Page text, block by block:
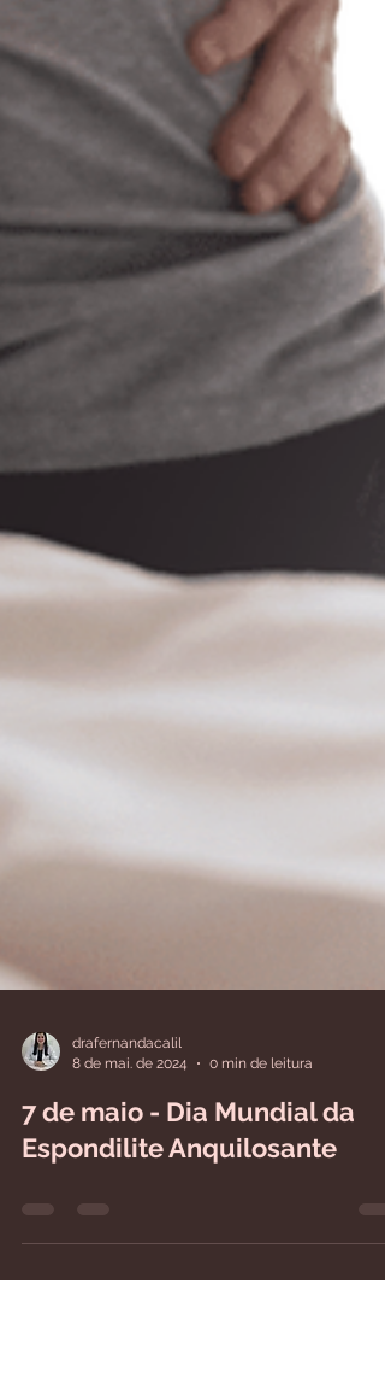
drafernandacalil
8 de mai. de 2024
0 min de leitura
Espondilite Anquilosante